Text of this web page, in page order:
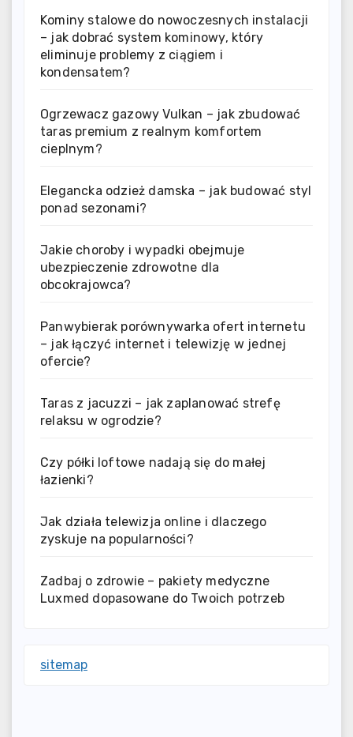
Kominy stalowe do nowoczesnych instalacji
– jak dobrać system kominowy, który
eliminuje problemy z ciągiem i
kondensatem?
Ogrzewacz gazowy Vulkan – jak zbudować
taras premium z realnym komfortem
cieplnym?
Elegancka odzież damska – jak budować styl
ponad sezonami?
Jakie choroby i wypadki obejmuje
ubezpieczenie zdrowotne dla
obcokrajowca?
Panwybierak porównywarka ofert internetu
– jak łączyć internet i telewizję w jednej
ofercie?
Taras z jacuzzi – jak zaplanować strefę
relaksu w ogrodzie?
Czy półki loftowe nadają się do małej
łazienki?
Jak działa telewizja online i dlaczego
zyskuje na popularności?
Zadbaj o zdrowie – pakiety medyczne
Luxmed dopasowane do Twoich potrzeb
sitemap